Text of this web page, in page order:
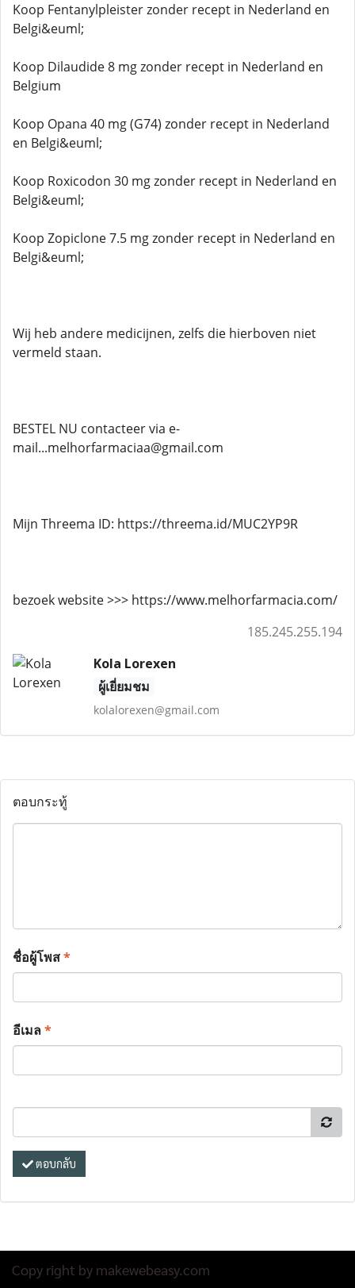
Koop Fentanylpleister zonder recept in Nederland en
Belgi&euml;
Koop Dilaudide 8 mg zonder recept in Nederland en
Belgium
Koop Opana 40 mg (G74) zonder recept in Nederland
en Belgi&euml;
Koop Roxicodon 30 mg zonder recept in Nederland en
Belgi&euml;
Koop Zopiclone 7.5 mg zonder recept in Nederland en
Belgi&euml;
Wij heb andere medicijnen, zelfs die hierboven niet
vermeld staan.
BESTEL NU contacteer via e-
mail...melhorfarmaciaa@gmail.com
Mijn Threema ID: https://threema.id/MUC2YP9R
bezoek website >>> https://www.melhorfarmacia.com/
185.245.255.194
Kola Lorexen
ผู้เยี่ยมชม
kolalorexen@gmail.com
ตอบกระทู้
ชื่อผู้โพส*
อีเมล*
ตอบกลับ
Copy right by makewebeasy.com